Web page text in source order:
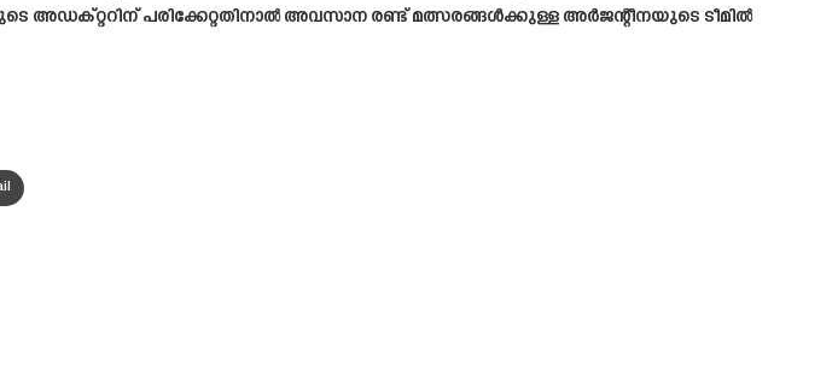
അഡക്റ്ററിന് പരിക്കേറ്റതിനാൽ അവസാന രണ്ട് മത്സരങ്ങൾക്കുള്ള അർജന്റീനയുടെ ടീമിൽ